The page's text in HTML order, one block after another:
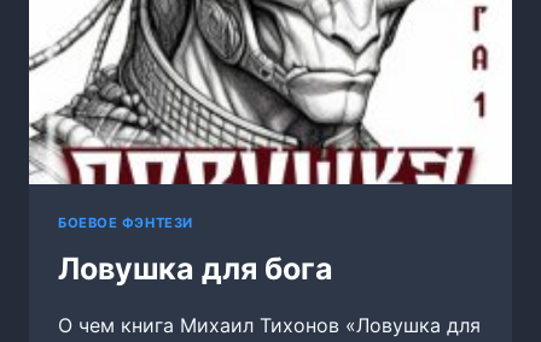
БОЕВОЕ ФЭНТЕЗИ
Ловушка для бога
О чем книга Михаил Тихонов «Ловушка для